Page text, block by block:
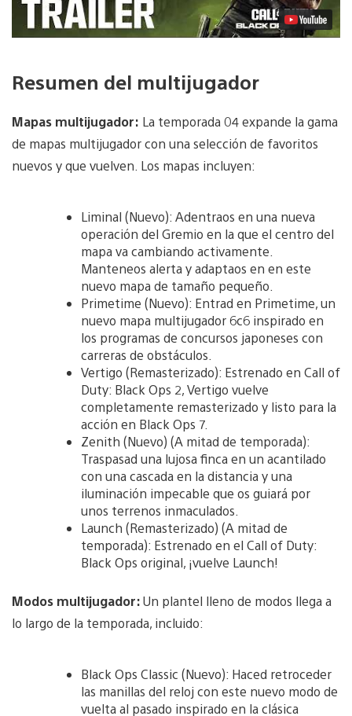
Resumen del multijugador
Mapas multijugador: La temporada 04 expande la gama
de mapas multijugador con una selección de favoritos
nuevos y que vuelven. Los mapas incluyen:
Liminal (Nuevo): Adentraos en una nueva
operación del Gremio en la que el centro del
mapa va cambiando activamente.
Manteneos alerta y adaptaos en en este
nuevo mapa de tamaño pequeño.
Primetime (Nuevo): Entrad en Primetime, un
nuevo mapa multijugador 6c6 inspirado en
los programas de concursos japoneses con
carreras de obstáculos.
Vertigo (Remasterizado): Estrenado en Call of
Duty: Black Ops 2, Vertigo vuelve
completamente remasterizado y listo para la
acción en Black Ops 7.
Zenith (Nuevo) (A mitad de temporada):
Traspasad una lujosa finca en un acantilado
con una cascada en la distancia y una
iluminación impecable que os guiará por
unos terrenos inmaculados.
Launch (Remasterizado) (A mitad de
temporada): Estrenado en el Call of Duty:
Black Ops original, ¡vuelve Launch!
Modos multijugador:Un plantel lleno de modos llega a
lo largo de la temporada, incluido:
Black Ops Classic (Nuevo): Haced retroceder
las manillas del reloj con este nuevo modo de
vuelta al pasado inspirado en la clásica